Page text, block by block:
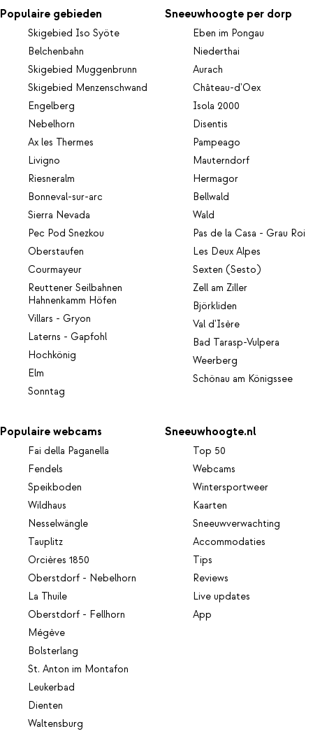
Populaire gebieden
Skigebied Iso Syöte
Belchenbahn
Skigebied Muggenbrunn
Skigebied Menzenschwand
Engelberg
Nebelhorn
Ax les Thermes
Livigno
Riesneralm
Bonneval-sur-arc
Sierra Nevada
Pec Pod Snezkou
Oberstaufen
Courmayeur
Reuttener Seilbahnen
Hahnenkamm Höfen
Villars - Gryon
Laterns - Gapfohl
Hochkönig
Elm
Sonntag
Sneeuwhoogte per dorp
Eben im Pongau
Niederthai
Aurach
Château-d'Oex
Isola 2000
Disentis
Pampeago
Mauterndorf
Hermagor
Bellwald
Wald
Pas de la Casa - Grau Roi
Les Deux Alpes
Sexten (Sesto)
Zell am Ziller
Björkliden
Val d'Isère
Bad Tarasp-Vulpera
Weerberg
Schönau am Königssee
Populaire webcams
Fai della Paganella
Fendels
Speikboden
Wildhaus
Nesselwängle
Tauplitz
Orcières 1850
Oberstdorf - Nebelhorn
La Thuile
Oberstdorf - Fellhorn
Mégève
Bolsterlang
St. Anton im Montafon
Leukerbad
Dienten
Waltensburg
Sneeuwhoogte.nl
Top 50
Webcams
Wintersportweer
Kaarten
Sneeuwverwachting
Accommodaties
Tips
Reviews
Live updates
App